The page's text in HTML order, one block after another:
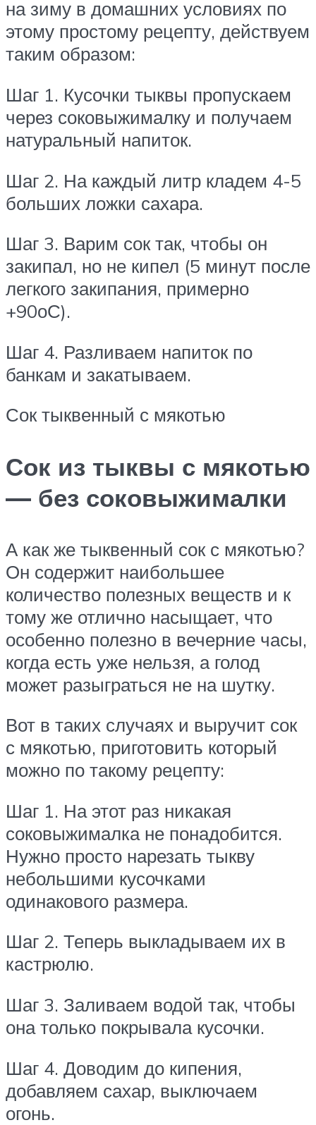
на зиму в домашних условиях по
этому простому рецепту, действуем
таким образом:
Шаг 1. Кусочки тыквы пропускаем
через соковыжималку и получаем
натуральный напиток.
Шаг 2. На каждый литр кладем 4-5
больших ложки сахара.
Шаг 3. Варим сок так, чтобы он
закипал, но не кипел (5 минут после
легкого закипания, примерно
+90оС).
Шаг 4. Разливаем напиток по
банкам и закатываем.
Сок тыквенный с мякотью
Сок из тыквы с мякотью
— без соковыжималки
А как же тыквенный сок с мякотью?
Он содержит наибольшее
количество полезных веществ и к
тому же отлично насыщает, что
особенно полезно в вечерние часы,
когда есть уже нельзя, а голод
может разыграться не на шутку.
Вот в таких случаях и выручит сок
с мякотью, приготовить который
можно по такому рецепту:
Шаг 1. На этот раз никакая
соковыжималка не понадобится.
Нужно просто нарезать тыкву
небольшими кусочками
одинакового размера.
Шаг 2. Теперь выкладываем их в
кастрюлю.
Шаг 3. Заливаем водой так, чтобы
она только покрывала кусочки.
Шаг 4. Доводим до кипения,
добавляем сахар, выключаем
огонь.